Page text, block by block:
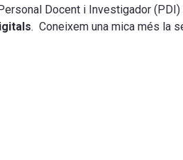
Docent i Investigador
. Coneixem una mica més la